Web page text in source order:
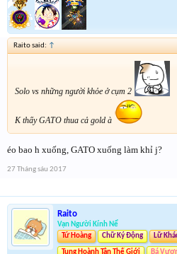
Raito said: ↑
Solo vs những người khỏe ở cụm 2
K thấy GATO thua cả gold à
éo bao h xuống, GATO xuống làm khỉ j?
27 Tháng sáu 2017
Raito
Vạn Người Kính Nể
Tứ Hoàng
Chữ Ký Động Lữ
Tung Hoành Tân Thế Giới Bá